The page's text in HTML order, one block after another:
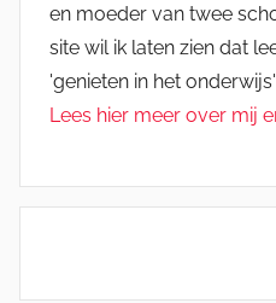
en moeder van twee
site wil ik laten zien dat
'genieten in het onderwijs'
Lees hier meer over mij